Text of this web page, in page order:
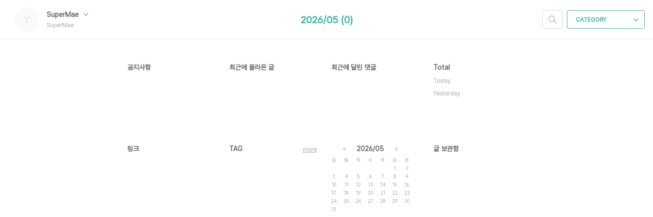
SuperMae
SuperMae
CATEGORY
2026/05 (0)
공지사항 최근에 올라온 글 최근에 달린 댓글 Total
Today
Yesterday
링크 TAG more « 2026/05 »
일 월 화 수 목 금
토
1
2
3
4 5 6 7 8
9
10
11 12 13 14 15
16
17
18 19 20 21 22
23
24
25 26 27 28 29
30
31
글 보관함